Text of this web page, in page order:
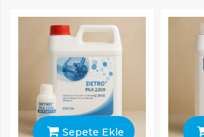
Sepete Ekle